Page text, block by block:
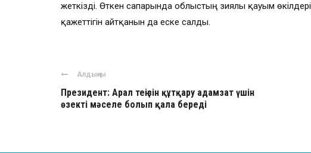
жеткізді. Өткен сапарында облыстың зиялы қауым
қажеттігін айтқанын да еске салды.
Алдыңғы
Президент: Арал теңізін құтқару адамзат үшін
өзекті мәселе болып қала береді